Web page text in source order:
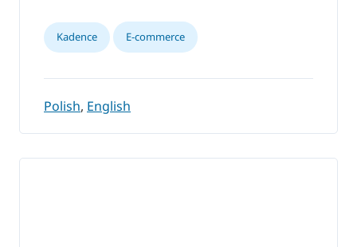
Kadence E-commerce
Polish, English